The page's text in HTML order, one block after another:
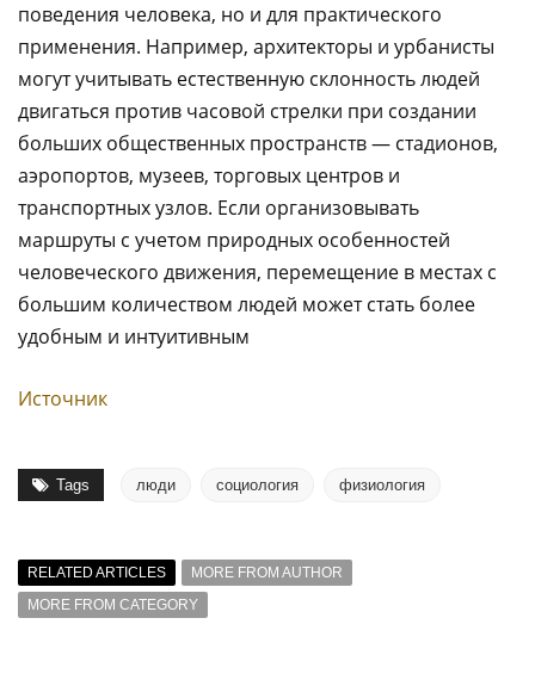
поведения человека, но и для практического
применения. Например, архитекторы и урбанисты
могут учитывать естественную склонность людей
двигаться против часовой стрелки при создании
больших общественных пространств — стадионов,
аэропортов, музеев, торговых центров и
транспортных узлов. Если организовывать
маршруты с учетом природных особенностей
человеческого движения, перемещение в местах с
большим количеством людей может стать более
удобным и интуитивным
Источник
Tags люди социология физиология
RELATED ARTICLES
MORE FROM AUTHOR
MORE FROM CATEGORY